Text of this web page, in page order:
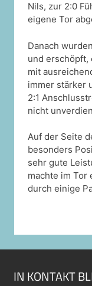
Nils, zur 2:0
eigene Tor
Danach
und erschöpft,
mit
immer stärker
2:1
nicht
Auf der Seite
besonders
sehr gute
machte im Tor
durch einige
IN KONTAKT